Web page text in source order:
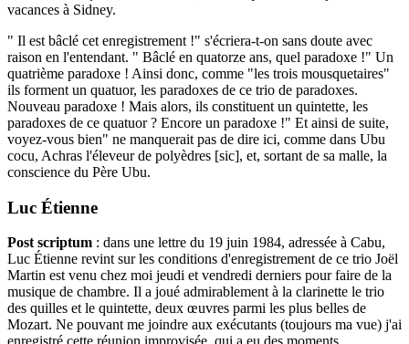
vacances à Sidney.
" Il est bâclé cet enregistrement !" s'écriera-t-on sans doute avec
raison en l'entendant. " Bâclé en quatorze ans, quel paradoxe !" Un
quatrième paradoxe ! Ainsi donc, comme "les trois mousquetaires"
ils forment un quatuor, les paradoxes de ce trio de paradoxes.
Nouveau paradoxe ! Mais alors, ils constituent un quintette, les
paradoxes de ce quatuor ? Encore un paradoxe !" Et ainsi de suite,
voyez-vous bien" ne manquerait pas de dire ici, comme dans Ubu
cocu, Achras l'éleveur de polyèdres [sic], et, sortant de sa malle, la
conscience du Père Ubu.
Luc Étienne
Post scriptum : dans une lettre du 19 juin 1984, adressée à Cabu,
Luc Étienne revint sur les conditions d'enregistrement de ce trio Joël
Martin est venu chez moi jeudi et vendredi derniers pour faire de la
musique de chambre. Il a joué admirablement à la clarinette le trio
des quilles et le quintette, deux œuvres parmi les plus belles de
Mozart. Ne pouvant me joindre aux exécutants (toujours ma vue) j'ai